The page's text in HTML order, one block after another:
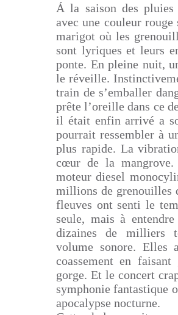
Á la saison des pluies
avec une couleur
marigot où les
sont lyriques et leurs
ponte. En pleine nuit,
le réveille.
train de s’emballer
prête l’oreille dans ce
il était enfin arrivé a
pourrait ressembler à
plus rapide. La
cœur de la
moteur diesel
millions de grenouilles
fleuves ont senti le
seule, mais à
dizaines de milliers
volume sonore. Elles
coassement en
gorge. Et le concert
symphonie fantastique
apocalypse nocturne.